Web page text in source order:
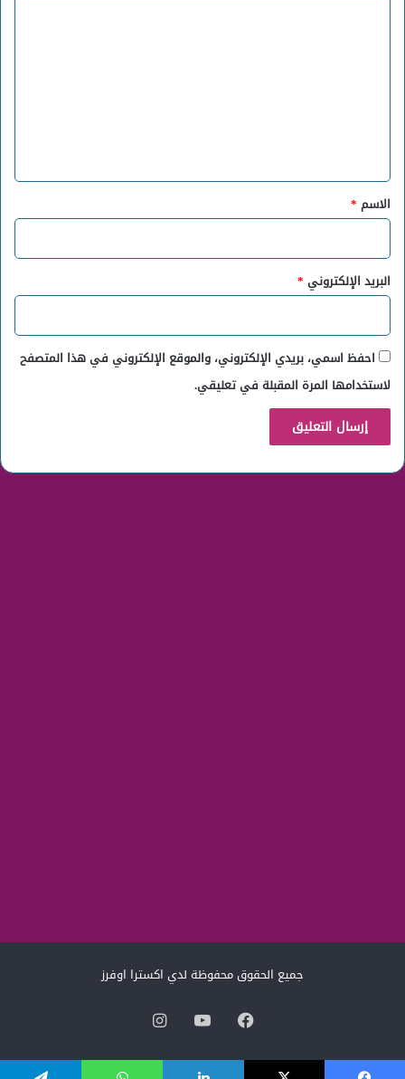
*
الاسم *
البريد الإلكتروني *
احفظ اسمي، بريدي الإلكتروني، والموقع الإلكتروني في هذا المتصفح
لاستخدامها المرة المقبلة في تعليقي.
جميع الحقوق محفوظة لدي اكسترا اوفرز
فيسبوك‫YouTubeانستقرام